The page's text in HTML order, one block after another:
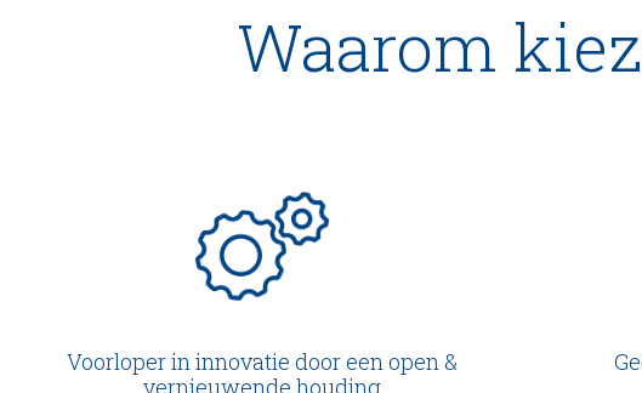
Waarom
Voorloper in innovatie door een open &
vernieuwende houding